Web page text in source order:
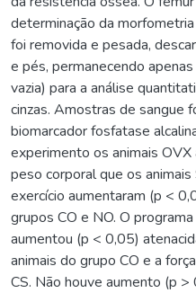
determinação da
foi removida e pesada,
e pés, permanecendo
vazia) para a análise
cinzas. Amostras de sangue
biomarcador fosfatase
experimento os animais
peso corporal que os
exercício aumentaram (p <
grupos CO e NO. O
aumentou (p < 0,05)
animais do grupo CO e a
CS. Não houve aumento (p